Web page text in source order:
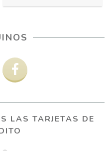
LAS TARJETAS DE